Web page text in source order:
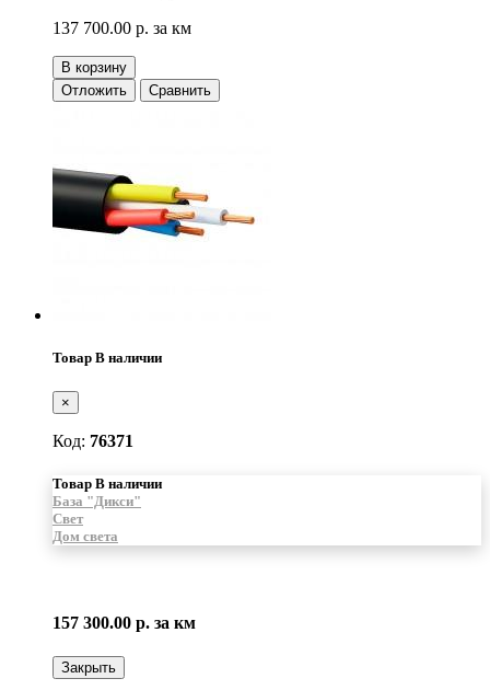
137 700.00 р. за км
В корзину
Отложить
Сравнить
Товар В наличии
×
Код: 76371
Товар В наличии
База "Дикси"
Свет
Дом света
157 300.00 р. за км
Закрыть